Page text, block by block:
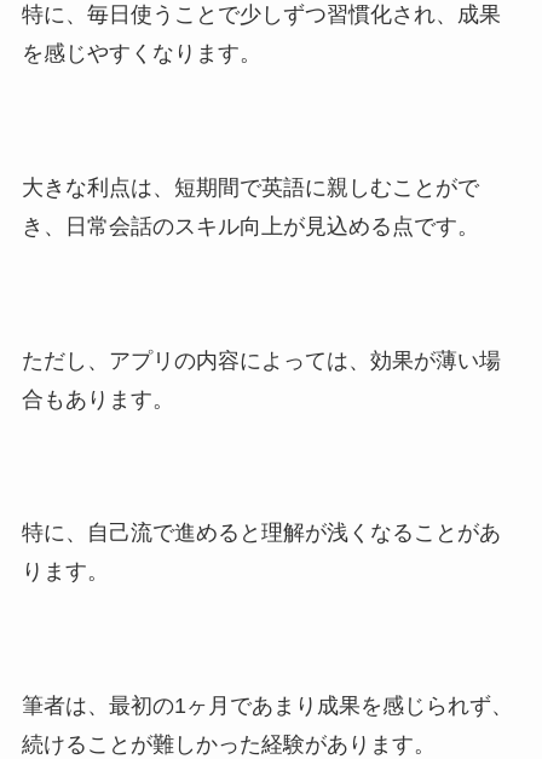
特に、毎日使うことで少しずつ習慣化され、成果
を感じやすくなります。
大きな利点は、短期間で英語に親しむことがで
き、日常会話のスキル向上が見込める点です。
ただし、アプリの内容によっては、効果が薄い場
合もあります。
特に、自己流で進めると理解が浅くなることがあ
ります。
筆者は、最初の1ヶ月であまり成果を感じられず、
続けることが難しかった経験があります。